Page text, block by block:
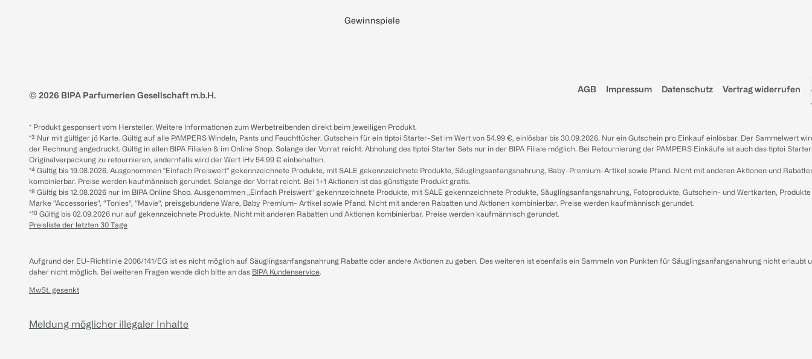
Gewinnspiele
© 2026 BIPA Parfumerien Gesellschaft m.b.H.
AGB Impressum Datenschutz Vertrag widerrufen
* Produkt gesponsert vom Hersteller. Weitere Informationen zum Werbetreibenden direkt beim jeweiligen Produkt.
*³ Nur mit gültiger jö Karte. Gültig auf alle PAMPERS Windeln, Pants und Feuchttücher. Gutschein für ein tiptoi Starter-Set im Wert von 54.99 €, einlösbar bis 30.09.2026. Nur ein Gutschein pro Einkauf einlösbar. Der Sammelwert
der Rechnung angedruckt. Gültig in allen BIPA Filialen & im Online Shop. Solange der Vorrat reicht. Abholung des tiptoi Starter Sets nur in der BIPA Filiale möglich. Bei Retournierung der PAMPERS Einkäufe ist auch das tiptoi
Originalverpackung zu retournieren, andernfalls wird der Wert iHv 54.99 € einbehalten.
*⁴ Gültig bis 19.08.2026. Ausgenommen "Einfach Preiswert" gekennzeichnete Produkte, mit SALE gekennzeichnete Produkte, Säuglingsanfangsnahrung, Baby-Premium-Artikel sowie Pfand. Nicht mit anderen Aktionen und
kombinierbar. Preise werden kaufmännisch gerundet. Solange der Vorrat reicht. Bei 1+1 Aktionen ist das günstigste Produkt gratis.
*⁸ Gültig bis 12.08.2026 nur im BIPA Online Shop. Ausgenommen „Einfach Preiswert“ gekennzeichnete Produkte, mit SALE gekennzeichnete Produkte, Säuglingsanfangsnahrung, Fotoprodukte, Gutschein- und Wertkarten,
Marke “Accessories“, “Tonies“, “Mavie“, preisgebundene Ware, Baby Premium- Artikel sowie Pfand. Nicht mit anderen Rabatten und Aktionen kombinierbar. Preise werden kaufmännisch gerundet.
*¹⁰ Gültig bis 02.09.2026 nur auf gekennzeichnete Produkte. Nicht mit anderen Rabatten und Aktionen kombinierbar. Preise werden kaufmännisch gerundet.
Preisliste der letzten 30 Tage
Aufgrund der EU-Richtlinie 2006/141/EG ist es nicht möglich auf Säuglingsanfangsnahrung Rabatte oder andere Aktionen zu geben. Des weiteren ist ebenfalls ein Sammeln von Punkten für Säuglingsanfangsnahrung nicht erlaubt
daher nicht möglich. Bei weiteren Fragen wende dich bitte an das BIPA Kundenservice.
MwSt. gesenkt
Meldung möglicher illegaler Inhalte